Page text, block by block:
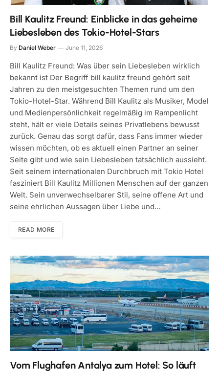
Bill Kaulitz Freund: Einblicke in das geheime
Liebesleben des Tokio-Hotel-Stars
By Daniel Weber June 11, 2026
Bill Kaulitz Freund: Was über sein Liebesleben wirklich
bekannt ist Der Begriff bill kaulitz freund gehört seit
Jahren zu den meistgesuchten Themen rund um den
Tokio-Hotel-Star. Während Bill Kaulitz als Musiker, Model
und Medienpersönlichkeit regelmäßig im Rampenlicht
steht, hält er viele Details seines Privatlebens bewusst
zurück. Genau das sorgt dafür, dass Fans immer wieder
wissen möchten, ob es aktuell einen Partner an seiner
Seite gibt und wie sein Liebesleben tatsächlich aussieht.
Seit seinem internationalen Durchbruch mit Tokio Hotel
fasziniert Bill Kaulitz Millionen Menschen auf der ganzen
Welt. Sein unverwechselbarer Stil, seine offene Art und
seine ehrlichen Aussagen über Liebe und…
READ MORE
Vom Flughafen Antalya zum Hotel: So läuft